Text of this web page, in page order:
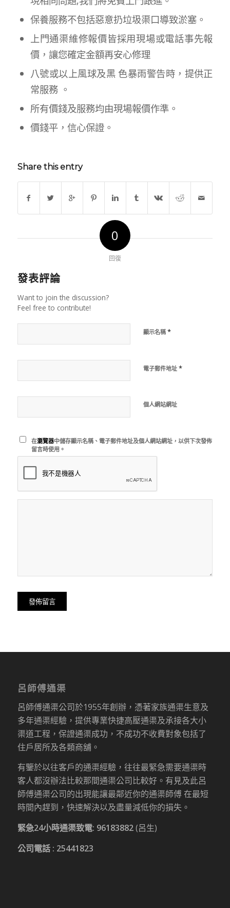
保養服務不包括惡意扔垃圾渠口導致淤塞。
上門通渠維修報價皆採用現場或電話事先報
價，讓您確定金額再安心修理
八號或以上風球及黑 色暴雨警告時，提供正
常服務 。
所有價錢及服務均由現場報價作準。
價錢平，信心保證。
Share this entry
0
回復
發表評論
Want to join the discussion?
Feel free to contribute!
顯示名稱 *
電子郵件地址 *
個人網站網址
在瀏覽器中儲存顯示名稱、電子郵件地址及個人網站網址，以供下次發佈
留言時使用。
呂師傅通渠
呂師傅通渠公司於1955年創辦，憑著家族通渠生意及
多年通渠經驗，提供專業快捷高壓通渠及承接各大小
渠道工程，保證通渠成功，不成功不收費對象包括了
住戶居所及各類商舖。
有鑒於以往客戶的通渠經驗，往往最緊急需要通渠時
客人都沒辦法比較那間通渠公司比較好。有見及此呂
師傅通渠公司的出現能讓最鄰近你的通渠師傅 在最短
時間內趕到，快速解決以及盡量減低你的損失。
緊急24小時通渠致電: 96183882(呂生)
公司電話 : 25441823